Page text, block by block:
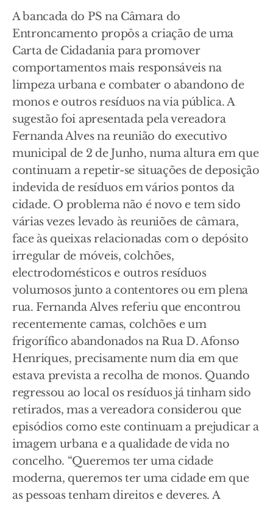
A bancada do PS na Câmara do
Entroncamento propôs a criação de uma
Carta de Cidadania para promover
comportamentos mais responsáveis na
limpeza urbana e combater o abandono de
monos e outros resíduos na via pública. A
sugestão foi apresentada pela vereadora
Fernanda Alves na reunião do executivo
municipal de 2 de Junho, numa altura em que
continuam a repetir-se situações de deposição
indevida de resíduos em vários pontos da
cidade. O problema não é novo e tem sido
várias vezes levado às reuniões de câmara,
face às queixas relacionadas com o depósito
irregular de móveis, colchões,
electrodomésticos e outros resíduos
volumosos junto a contentores ou em plena
rua. Fernanda Alves referiu que encontrou
recentemente camas, colchões e um
frigorífico abandonados na Rua D. Afonso
Henriques, precisamente num dia em que
estava prevista a recolha de monos. Quando
regressou ao local os resíduos já tinham sido
retirados, mas a vereadora considerou que
episódios como este continuam a prejudicar a
imagem urbana e a qualidade de vida no
concelho. “Queremos ter uma cidade
moderna, queremos ter uma cidade em que
as pessoas tenham direitos e deveres. A